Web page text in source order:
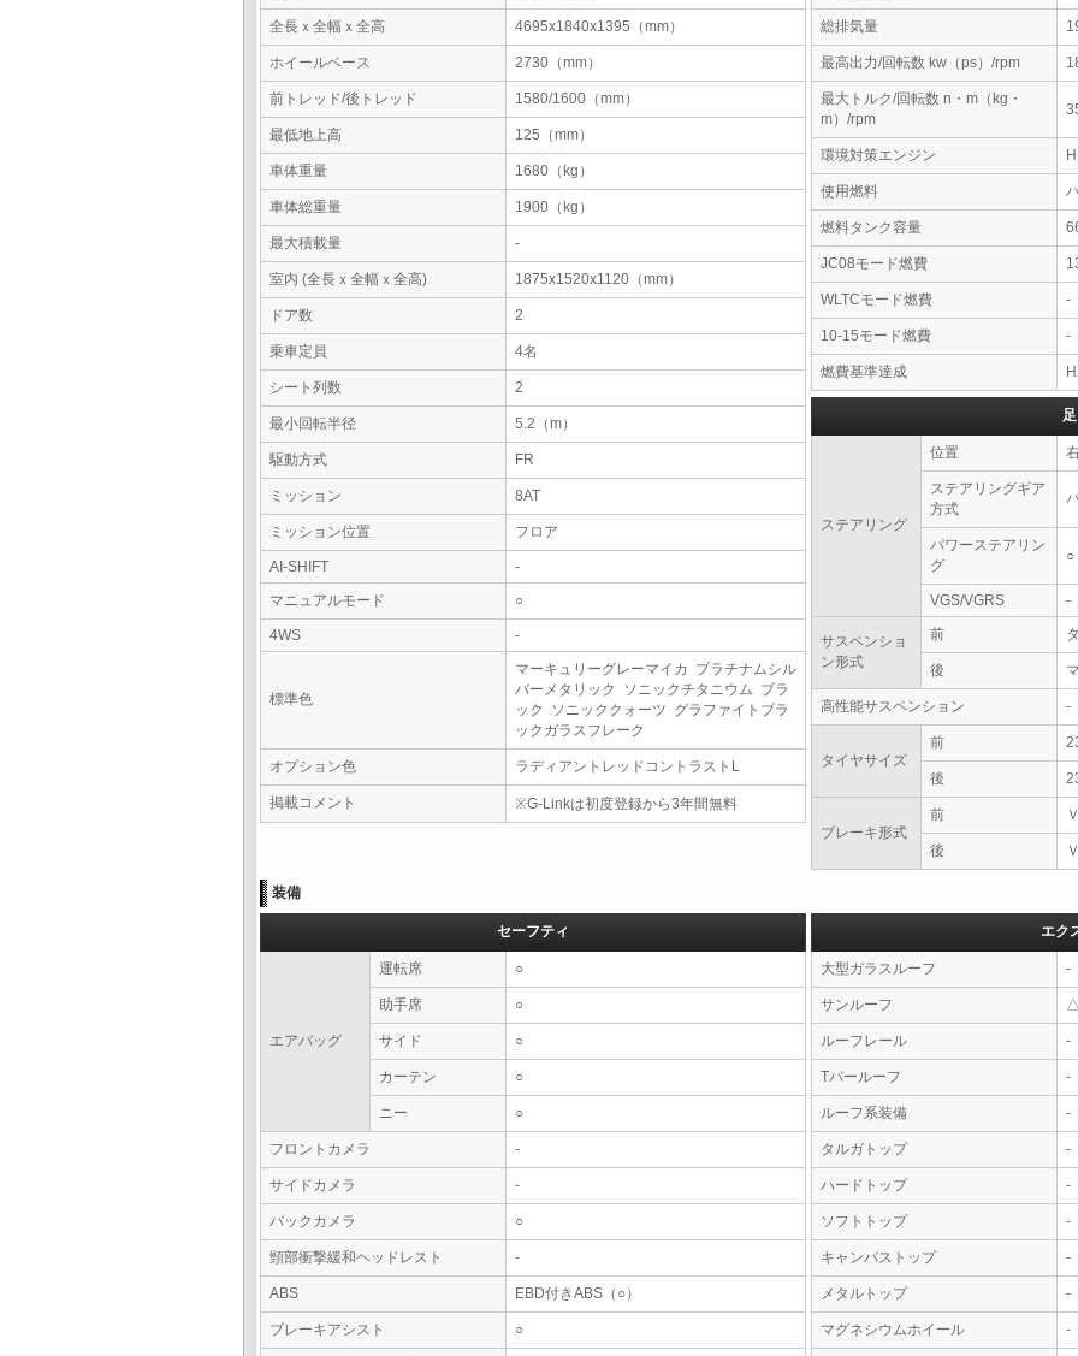
全長ｘ全幅ｘ全高 4695x1840x1395（mm）
ホイールベース 2730（mm）
前トレッド/後トレッド 1580/1600（mm）
最低地上高 125（mm）
車体重量 1680（kg）
車体総重量 1900（kg）
最大積載量 -
室内 (全長ｘ全幅ｘ全高) 1875x1520x1120（mm）
ドア数 2
乗車定員 4名
シート列数 2
最小回転半径 5.2（m）
駆動方式 FR
ミッション 8AT
ミッション位置 フロア
AI-SHIFT
-
マニュアルモード
○
4WS -
標準色
マーキュリーグレーマイカ プラチナムシル
バーメタリック ソニックチタニウム ブラ
ック ソニッククォーツ グラファイトブラ
ックガラスフレーク
オプション色 ラディアントレッドコントラストL
掲載コメント ※G-Linkは初度登録から3年間無料
総排気量
最高出力/回転数 kw（ps）/rpm
最大トルク/回転数 n・m（kg・
m）/rpm
環境対策エンジン
使用燃料
燃料タンク容量
JC08モード燃費
WLTCモード燃費 -
10-15モード燃費 -
燃費基準達成
ステアリング
位置
ステアリングギア
方式
パワーステアリン
グ
○
VGS/VGRS -
サスペンショ
ン形式
前
後
高性能サスペンション -
タイヤサイズ
前
後
ブレーキ形式
前
後
装備
セーフティ
エアバッグ
運転席 ○
助手席 ○
サイド ○
カーテン ○
ニー ○
フロントカメラ -
サイドカメラ -
バックカメラ ○
頸部衝撃緩和ヘッドレスト -
ABS EBD付きABS（○）
ブレーキアシスト ○
エク
大型ガラスルーフ -
サンルーフ △
ルーフレール -
Tバールーフ -
ルーフ系装備 -
タルガトップ -
ハードトップ -
ソフトトップ -
キャンバストップ -
メタルトップ -
マグネシウムホイール -